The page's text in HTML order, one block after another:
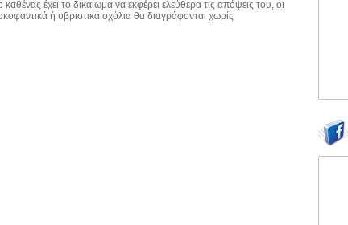
έχει το δικαίωμα να εκφέρει ελεύθερα τις απόψεις του, οι
ή υβριστικά σχόλια θα διαγράφονται χωρίς